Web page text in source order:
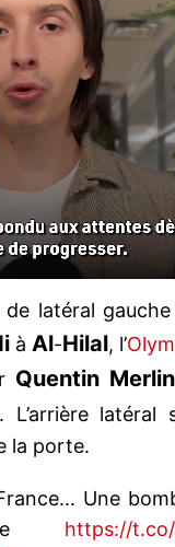
latéral
à Al-Hilal, l’
Quentin Merlin
latéral
la porte.
Une
https://